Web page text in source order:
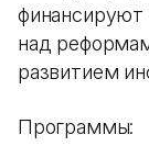
финансируют
над
развитием
Программы: